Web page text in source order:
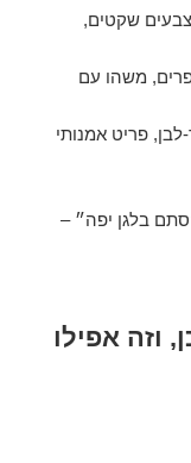
שקטים,
משהו עם
לבן, פריט אמנותי
בלגן יפה״ –
וזה אפילו